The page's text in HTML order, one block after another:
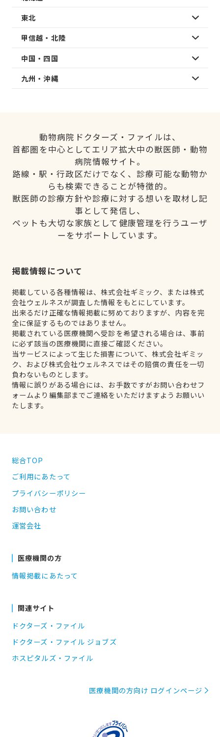
東北
甲信越・北陸
中国・四国
九州・沖縄
動物病院ドクターズ・ファイルは、
首都圏を中心としてエリア拡大中の獣医師・動物
病院情報サイト。
路線・駅・行政区だけでなく、診療可能な動物か
らも検索できることが特徴的。
獣医師の診療方針や診療に対する想いを取材し記
事として発信し、
ペットも大切な家族として健康管理を行うユーザ
ーをサポートしています。
掲載情報について
掲載している各種情報は、株式会社ギミック、または株式
会社ウェルネスが調査した情報をもとにしています。
出来るだけ正確な情報掲載に努めておりますが、内容を完
全に保証するものではありません。
掲載されている医療機関へ受診を希望される場合は、事前
に必ず該当の医療機関に直接ご確認ください。
当サービスによって生じた損害について、株式会社ギミッ
ク、および株式会社ウェルネスではその賠償の責任を一切
負わないものとします。
情報に誤りがある場合には、お手数ですがお問い合わせフ
ォームより編集部までご連絡をいただけますようお願いい
たします。
総合TOP
ご利用にあたって
プライバシーポリシー
お問い合わせ
運営会社
医療機関の方
情報掲載にあたって
関連サイト
ドクターズ・ファイル
ドクターズ・ファイル ジョブズ
ホスピタルズ・ファイル
医療機関の方向け ログインページ